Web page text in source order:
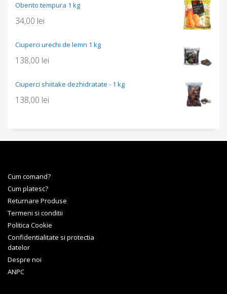
Obento tempura 1 kg
34,00 lei
Ciuperci urechi de lemn 1 kg
138,00 lei
Ciuperci shiitake dezhidratate - 1 kg
138,00 lei
Cum comand?
Cum platesc?
Returnare Produse
Termeni si conditii
Politica Cookie
Confidentialitate si protectia
datelor
Despre noi
ANPC